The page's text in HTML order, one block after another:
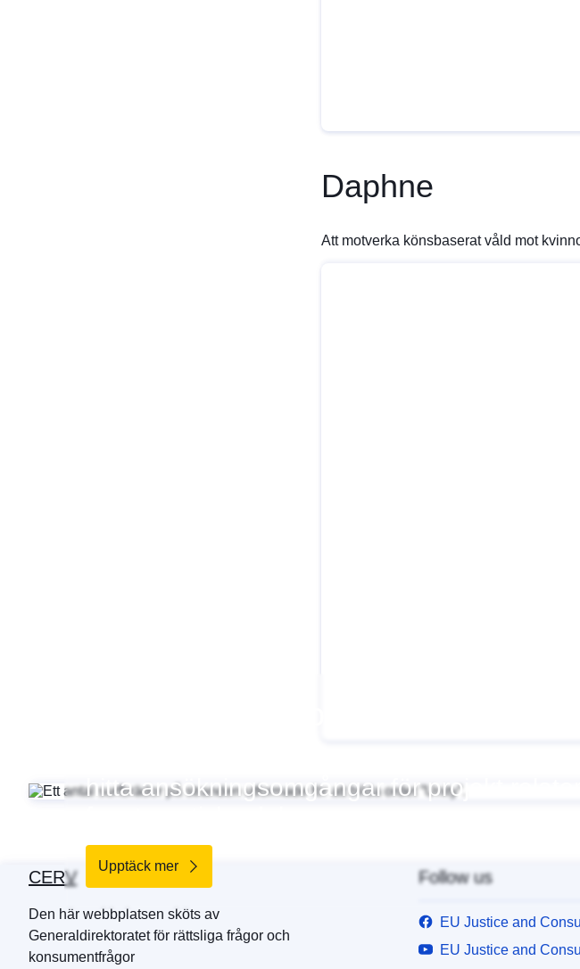
Daphne
Att motverka könsbaserat våld mot
hitta ansökningsomgångar för projekt
Upptäck mer
CERV
Den här webbplatsen sköts av
Generaldirektoratet för rättsliga frågor och
konsumentfrågor
Follow us
EU Justice and
EU Justice and